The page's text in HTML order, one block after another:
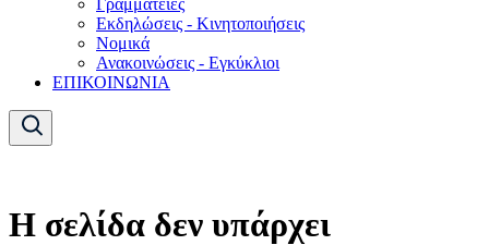
Γραμματείες
Εκδηλώσεις - Κινητοποιήσεις
Νομικά
Ανακοινώσεις - Εγκύκλιοι
ΕΠΙΚΟΙΝΩΝΙΑ
Η σελίδα δεν υπάρχει